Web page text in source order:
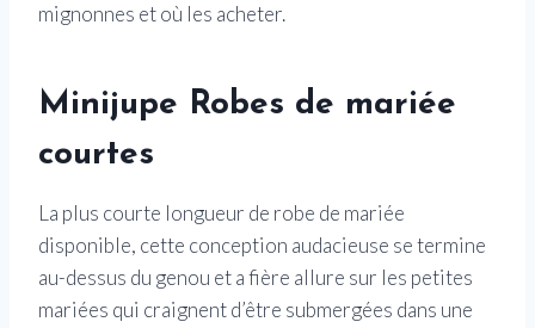
mignonnes et où les acheter.
Minijupe Robes de mariée
courtes
La plus courte longueur de robe de mariée
disponible, cette conception audacieuse se termine
au-dessus du genou et a fière allure sur les petites
mariées qui craignent d’être submergées dans une